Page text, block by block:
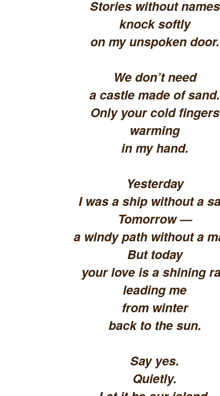
Stories without names
knock softly
on my unspoken door.
We don’t need
a castle made of sand.
Only your cold fingers
warming
in my hand.
Yesterday
I was a ship without a
Tomorrow —
a windy path without a
But today
your love is a shining
leading me
from winter
back to the sun.
Say yes.
Quietly.